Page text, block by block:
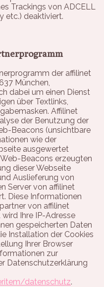
Trackings von ADCELL
etc.) deaktiviert.
der affilinet
München,
dabei um einen Dienst
über Textlinks,
Affilinet
der Benutzung der
Beacons (unsichtbare
wie der
ausgewertet
Beacons erzeugten
dieser Webseite
Auslieferung von
Server von affilinet
Diese Informationen
von affilinet
Ihre IP-Adresse
gespeicherten Daten
Installation der Cookies
Ihrer Browser
zur
Datenschutzerklärung
datenschutz.